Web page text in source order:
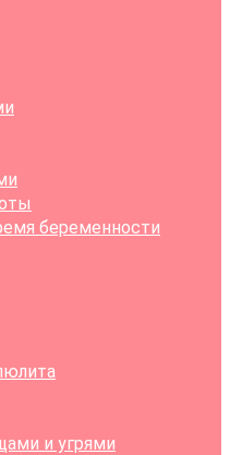
беременности
и угрями